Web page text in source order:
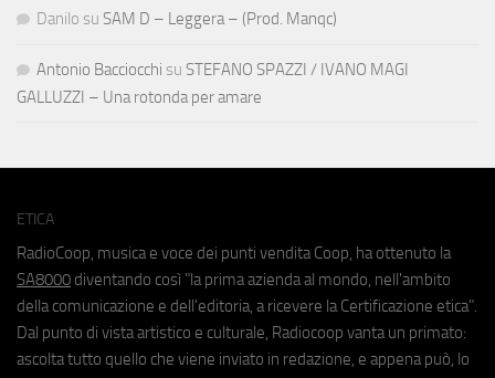
Danilo su SAM D – Leggera – (Prod. Manqc)
Antonio Bacciocchi su STEFANO SPAZZI / IVANO MAGI
GALLUZZI – Una rotonda per amare
ETICA
RadioCoop, musica e voce dei punti vendita Coop, ha ottenuto la
SA8000 diventando così "la prima azienda al mondo, nell'ambito
della comunicazione e dell'editoria, a ricevere la Certificazione etica".
Dal punto di vista artistico e culturale, Radiocoop vanta un primato:
ascolta tutto quello che viene inviato in redazione, e appena può, lo